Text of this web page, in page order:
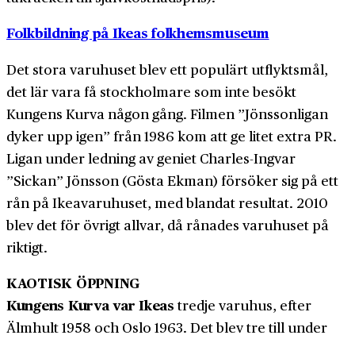
Folkbildning på Ikeas folkhemsmuseum
Det stora varuhuset blev ett populärt utflyktsmål,
det lär vara få stockholmare som inte besökt
Kungens Kurva någon gång. Filmen ”Jönssonligan
dyker upp igen” från 1986 kom att ge litet extra PR.
Ligan under ledning av geniet Charles-Ingvar
”Sickan” Jönsson (Gösta Ekman) försöker sig på ett
rån på Ikeavaruhuset, med blandat resultat. 2010
blev det för övrigt allvar, då rånades varuhuset på
riktigt.
KAOTISK ÖPPNING
Kungens Kurva var Ikeastredje varuhus, efter
Älmhult 1958 och Oslo 1963. Det blev tre till under